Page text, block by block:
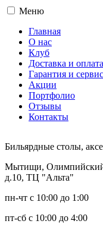
Меню
Главная
О нас
Клуб
Доставка и оплата
Гарантия и сервис
Акции
Портфолио
Отзывы
Контакты
Бильярдные столы,
Мытищи,
д.10, ТЦ "Альта"
пн-чт с 10:00 до 1:00
пт-сб с 10:00 до 4:00